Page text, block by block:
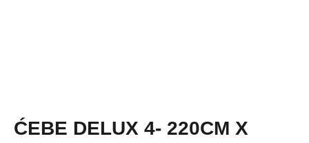
ĆEBE DELUX 4- 220CM X